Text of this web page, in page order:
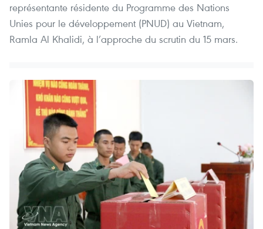
représentante résidente du Programme des Nations
Unies pour le développement (PNUD) au Vietnam,
Ramla Al Khalidi, à l’approche du scrutin du 15 mars.